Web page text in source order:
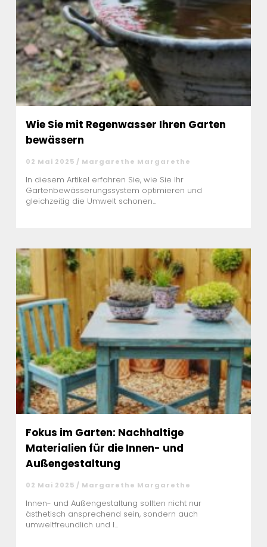
Wie Sie mit Regenwasser Ihren Garten
bewässern
02 Mai 2025 / Margarethe Margarethe
In diesem Artikel erfahren Sie, wie Sie Ihr
Gartenbewässerungssystem optimieren und
gleichzeitig die Umwelt schonen...
Fokus im Garten: Nachhaltige
Materialien für die Innen- und
Außengestaltung
02 Mai 2025 / Margarethe Margarethe
Innen- und Außengestaltung sollten nicht nur
ästhetisch ansprechend sein, sondern auch
umweltfreundlich und l...